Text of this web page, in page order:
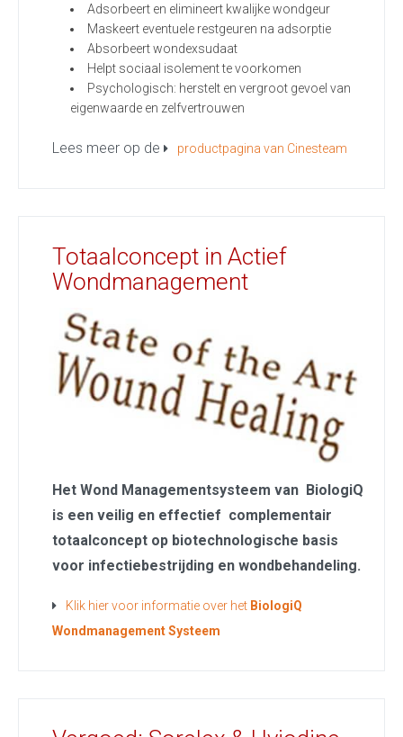
Adsorbeert en elimineert kwalijke wondgeur
Maskeert eventuele restgeuren na adsorptie
Absorbeert wondexsudaat
Helpt sociaal isolement te voorkomen
Psychologisch: herstelt en vergroot gevoel van
eigenwaarde en zelfvertrouwen
Lees meer op de productpagina van Cinesteam
Totaalconcept in Actief
Wondmanagement
Het Wond Managementsysteem van BiologiQ
is een veilig en effectief complementair
totaalconcept op biotechnologische basis
voor infectiebestrijding en wondbehandeling.
Klik hier voor informatie over het BiologiQ
Wondmanagement Systeem